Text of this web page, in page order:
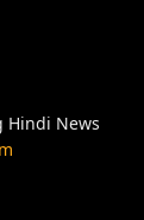
Hindi News